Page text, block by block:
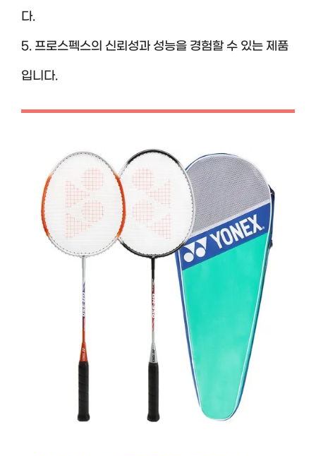
다.
5. 프로스펙스의 신뢰성과 성능을 경험할 수 있는 제품
입니다.